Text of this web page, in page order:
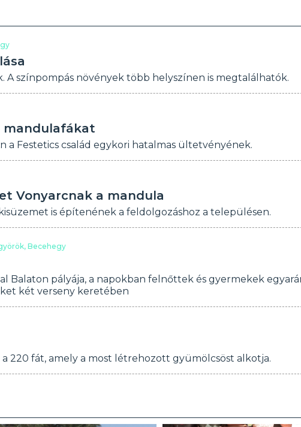
színpompás növények több helyszínen is megtalálhatók.
mandulafákat
a Festetics család egykori hatalmas ültetvényének.
Vonyarcnak a mandula
is építenének a feldolgozáshoz a településen.
Becehegy
Balaton pályája, a napokban felnőttek és gyermekek
két verseny keretében
220 fát, amely a most létrehozott gyümölcsöst alkotja.